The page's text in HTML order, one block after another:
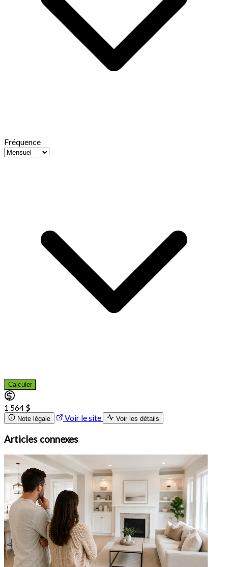
Fréquence
Calculer
1 564 $
Note légale Voir le site Voir les détails
Articles connexes